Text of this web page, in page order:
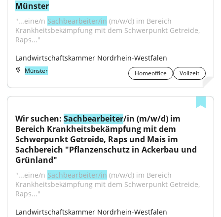
Münster
"...eine/n Sachbearbeiter/in (m/w/d) im Bereich
Krankheitsbekämpfung mit dem Schwerpunkt Getreide,
Raps..."
Landwirtschaftskammer Nordrhein-Westfalen
Münster Homeoffice Vollzeit
Wir suchen: Sachbearbeiter/in (m/w/d) im
Bereich Krankheitsbekämpfung mit dem
Schwerpunkt Getreide, Raps und Mais im
Sachbereich "Pflanzenschutz in Ackerbau und
Grünland"
"...eine/n Sachbearbeiter/in (m/w/d) im Bereich
Krankheitsbekämpfung mit dem Schwerpunkt Getreide,
Raps..."
Landwirtschaftskammer Nordrhein-Westfalen